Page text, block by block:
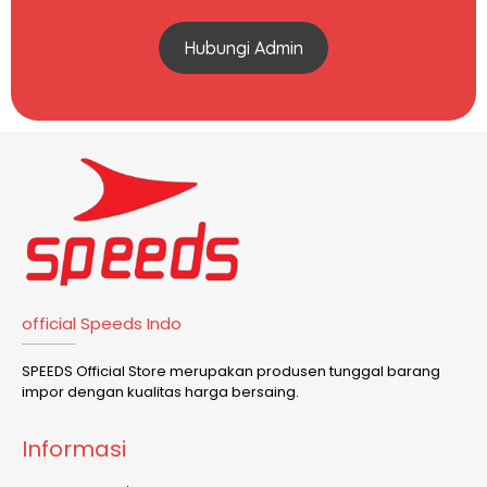
Hubungi Admin
official Speeds Indo
SPEEDS Official Store merupakan produsen tunggal barang
impor dengan kualitas harga bersaing.
Informasi